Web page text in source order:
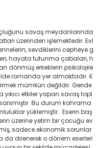
savaş meydanlarında
üzerinden işlemektedir. Evl
sevdiklerini cepheye g
hayata tutunma çabaları, h
dönmüş erkeklerin psikolojile
romanda yer almaktadır. K
mümkün değildir. Geride
etkiler yapan savaş topl
Bu durum kahrama
yüklemiştir. Eserin baş
üzerine yetim bir çocuğu ev
sadece ekonomik sorunlar
da direnerek o dönem eserleri